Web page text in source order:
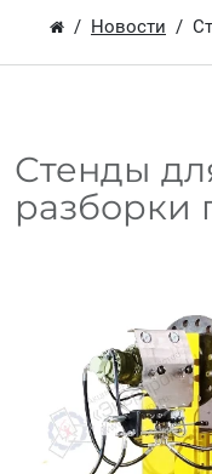
Новости
Стенды
разборки